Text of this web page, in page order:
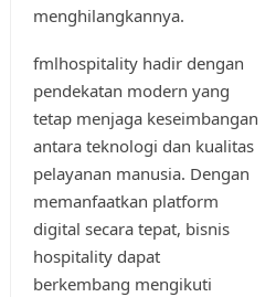
menghilangkannya.
fmlhospitality hadir dengan
pendekatan modern yang
tetap menjaga keseimbangan
antara teknologi dan kualitas
pelayanan manusia. Dengan
memanfaatkan platform
digital secara tepat, bisnis
hospitality dapat
berkembang mengikuti